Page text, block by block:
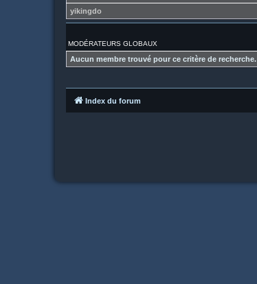
yikingdo
MODÉRATEURS GLOBAUX
Aucun membre trouvé pour ce critère de recherche.
Index du forum